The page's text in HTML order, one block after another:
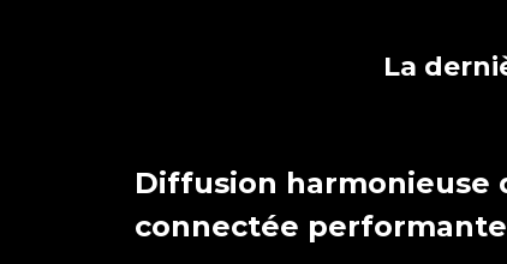
La
Diffusion harmonieuse
connectée performante